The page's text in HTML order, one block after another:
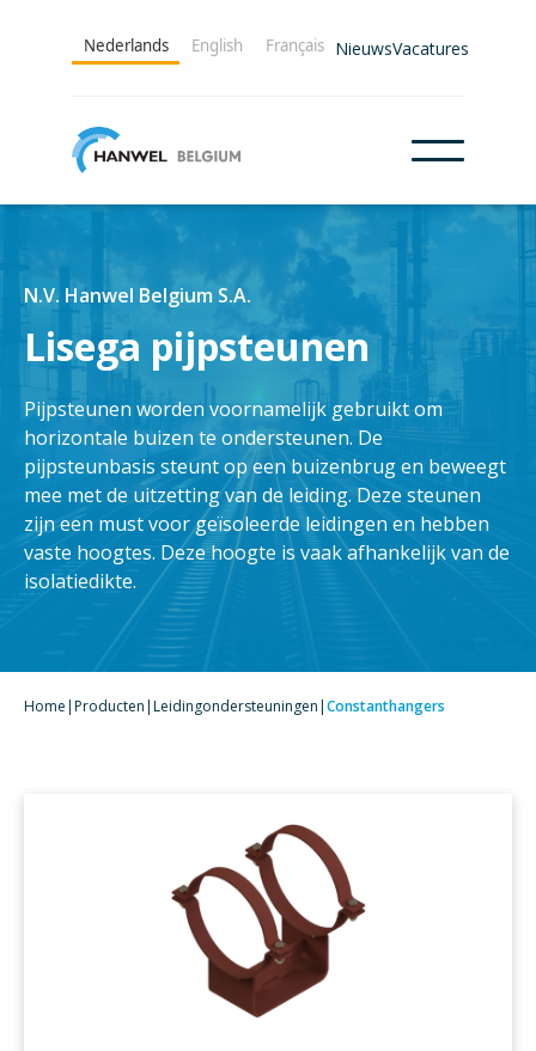
Nederlands English Français NieuwsVacatures
N.V. Hanwel Belgium S.A.
Lisega pijpsteunen
Pijpsteunen worden voornamelijk gebruikt om
horizontale buizen te ondersteunen. De
pijpsteunbasis steunt op een buizenbrug en beweegt
mee met de uitzetting van de leiding. Deze steunen
zijn een must voor geïsoleerde leidingen en hebben
vaste hoogtes. Deze hoogte is vaak afhankelijk van de
isolatiedikte.
Home|Producten|Leidingondersteuningen|Constanthangers